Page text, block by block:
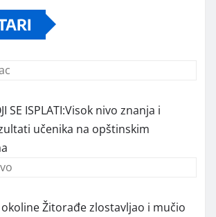
SE ISPLATI:Visok nivo znanja i
učenika na opštinskim
Žitorađe zlostavljao i mučio